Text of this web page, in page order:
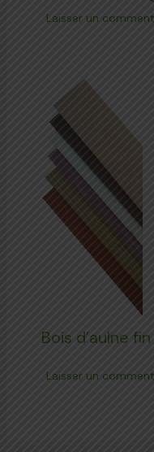
Laisser un
Bois d’aulne
Laisser un